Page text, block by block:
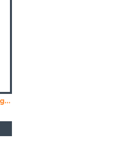
Стъклена бутилка с дозатор за зехтин ,олио или оцет-500мл